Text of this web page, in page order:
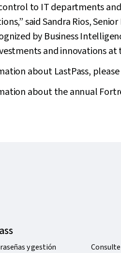
to IT departments
said Sandra Rios,
by Business
and innovations
about LastPass,
about the annual
y gestión